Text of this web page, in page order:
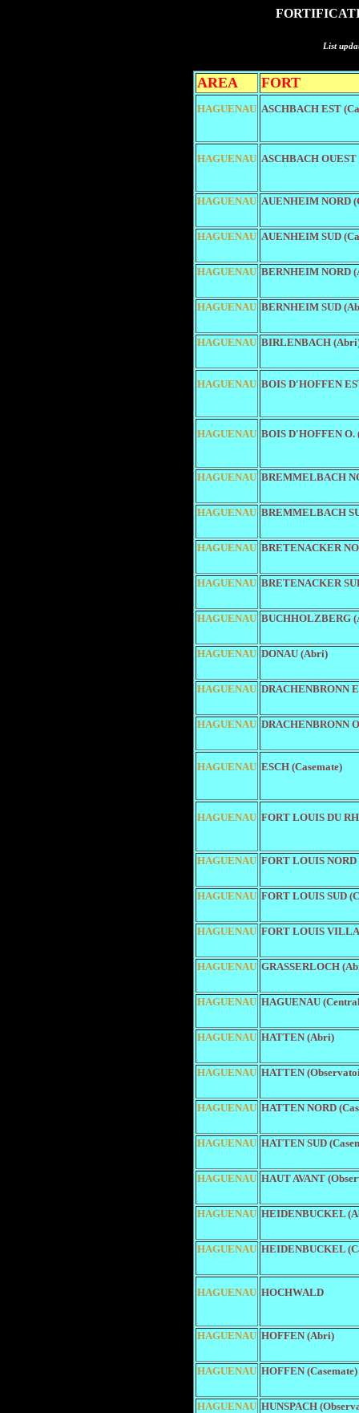
List
AREA FORT
HAGUENAU ASCHBACH EST
HAGUENAU ASCHBACH OUEST
HAGUENAU AUENHEIM NORD
HAGUENAU AUENHEIM SUD
HAGUENAU BERNHEIM NORD
HAGUENAU BERNHEIM SUD
HAGUENAU BIRLENBACH
HAGUENAU BOIS D'HOFFEN
HAGUENAU BOIS D'HOFFEN O.
HAGUENAU BREMMELBACH
HAGUENAU BREMMELBACH
HAGUENAU BRETENACKER
HAGUENAU BRETENACKER
HAGUENAU BUCHHOLZBERG
HAGUENAU DONAU (Abri)
HAGUENAU DRACHENBRONN
HAGUENAU DRACHENBRONN
HAGUENAU ESCH (Casemate)
HAGUENAU FORT LOUIS DU
HAGUENAU FORT LOUIS NORD
HAGUENAU FORT LOUIS SUD
HAGUENAU FORT LOUIS
HAGUENAU GRASSERLOCH
HAGUENAU HAGUENAU
HAGUENAU HATTEN (Abri)
HAGUENAU HATTEN
HAGUENAU HATTEN NORD
HAGUENAU HATTEN SUD
HAGUENAU HAUT AVANT
HAGUENAU HEIDENBUCKEL
HAGUENAU HEIDENBUCKEL
HAGUENAU HOCHWALD
HAGUENAU HOFFEN (Abri)
HAGUENAU HOFFEN (Casemate)
HAGUENAU HUNSPACH